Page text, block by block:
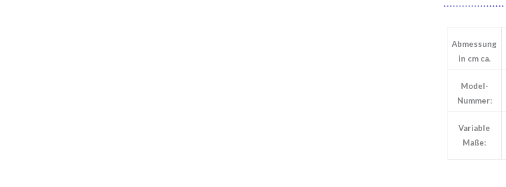
Abmessung
in cm ca.
Model-
Nummer:
Variable
Maße: